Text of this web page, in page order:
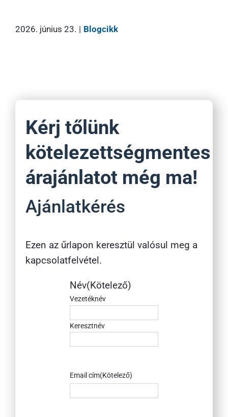
2026. június 23. | Blogcikk
Kérj tőlünk
kötelezettségmentes
árajánlatot még ma!
Ajánlatkérés
Ezen az űrlapon keresztül valósul meg a
kapcsolatfelvétel.
Név(Kötelező)
Vezetéknév
Keresztnév
Email cím(Kötelező)